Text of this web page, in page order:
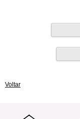
Voltar